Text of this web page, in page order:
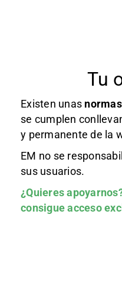
Tu
Existen unas normas
se cumplen
y permanente de la
EM no se
sus usuarios.
¿Quieres
consigue acceso